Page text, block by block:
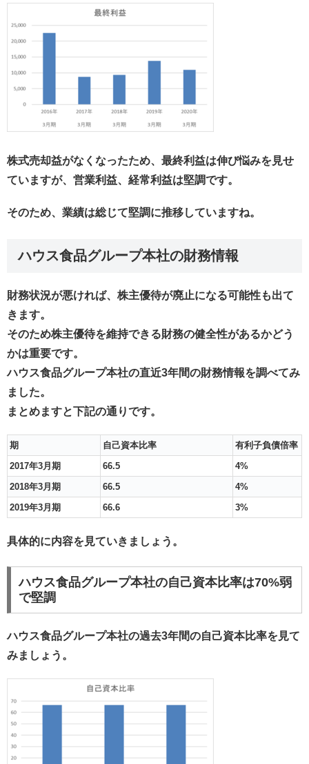
株式売却益がなくなったため、最終利益は伸び悩みを見せ
ていますが、営業利益、経常利益は堅調です。
そのため、業績は総じて堅調に推移していますね。
ハウス食品グループ本社の財務情報
財務状況が悪ければ、株主優待が廃止になる可能性も出て
きます。
そのため株主優待を維持できる財務の健全性があるかどう
かは重要です。
ハウス食品グループ本社の直近3年間の財務情報を調べてみ
ました。
まとめますと下記の通りです。
期 自己資本比率
有利子負債倍率
2017年3月期
66.5
4%
2018年3月期
66.5
4%
2019年3月期
66.6 3%
具体的に内容を見ていきましょう。
ハウス食品グループ本社の自己資本比率は70%弱
で堅調
ハウス食品グループ本社の過去3年間の自己資本比率を見て
みましょう。